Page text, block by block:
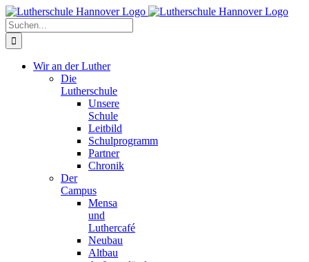
Zum
Inhalt
springen
Facebook
X
Instagram
Pinterest
Suche
nach:
Wir an der Luther
Die
Lutherschule
Unsere
Schule
Leitbild
Schulprogramm
Partner
Chronik
Der
Campus
Mensa
und
Luthercafé
Neubau
Altbau